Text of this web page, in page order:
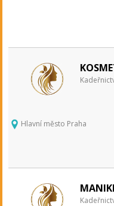
Hlavní město Praha